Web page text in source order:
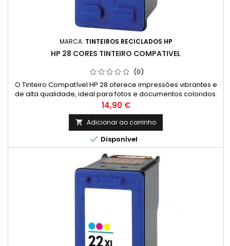
MARCA: TINTEIROS RECICLADOS HP
HP 28 CORES TINTEIRO COMPATIVEL
(0)
O Tinteiro Compatível HP 28 oferece impressões vibrantes e
de alta qualidade, ideal para fotos e documentos coloridos.
Fácil de instalar e econômico, é a escolha perfeita para
quem busca resultados consistentes e sustentáveis. Cor:
Tricolor Quantidade: 28ml
Preço
14,90 €
 Adicionar ao carrinho
 Disponível